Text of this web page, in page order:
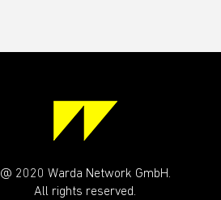
@ 2020 Warda Network GmbH.
All rights reserved.